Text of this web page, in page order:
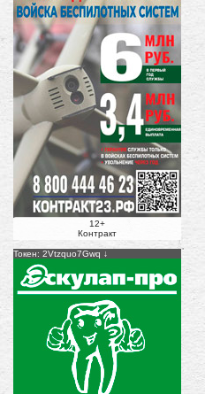
12+
Контракт
Токен: 2Vtzquo7Gwq